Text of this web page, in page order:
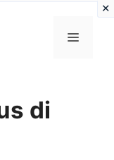
Menu
di